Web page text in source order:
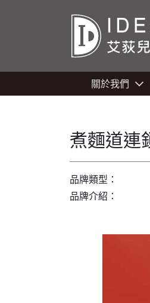
關於我們
煮麵道連
品牌類型：
品牌介紹：